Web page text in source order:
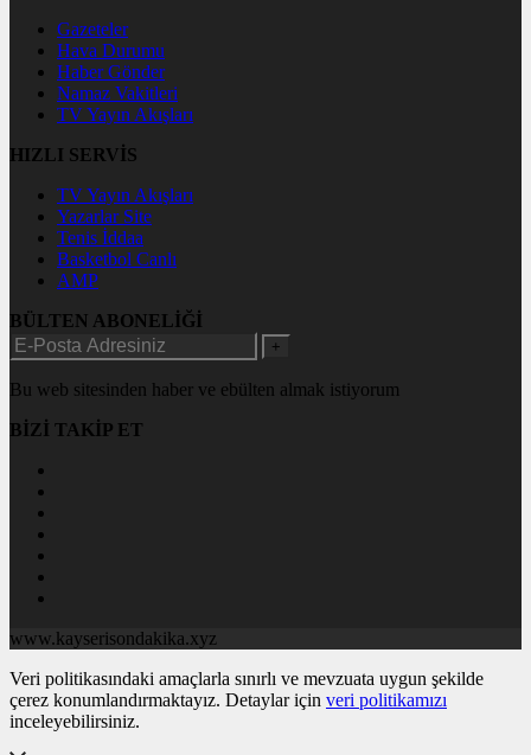
Gazeteler
Hava Durumu
Haber Gönder
Namaz Vakitleri
TV Yayın Akışları
HIZLI SERVİS
TV Yayın Akışları
Yazarlar Site
Tenis İddaa
Basketbol Canlı
AMP
BÜLTEN ABONELİĞİ
+
Bu web sitesinden haber ve ebülten almak istiyorum
BİZİ TAKİP ET
www.kayserisondakika.xyz
Veri politikasındaki amaçlarla sınırlı ve mevzuata uygun şekilde
çerez konumlandırmaktayız. Detaylar için veri politikamızı
inceleyebilirsiniz.